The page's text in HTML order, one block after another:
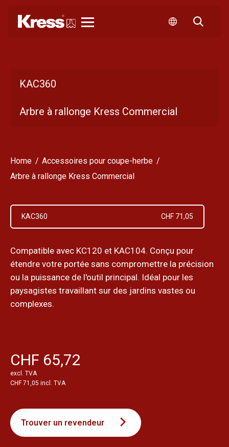
KAC360
Arbre à rallonge Kress Commercial
Home
Accessoires pour coupe-herbe
Arbre à rallonge Kress Commercial
KAC360 CHF 71,05
Compatible avec KC120 et KAC104. Conçu pour
étendre votre portée sans compromettre la précision
ou la puissance de l'outil principal. Idéal pour les
paysagistes travaillant sur des jardins vastes ou
complexes.
CHF 65,72
excl. TVA
CHF 71,05 incl. TVA
Trouver un revendeur